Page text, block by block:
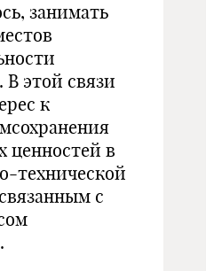
занимать
В этой связи
к
ценностей в
технической
с